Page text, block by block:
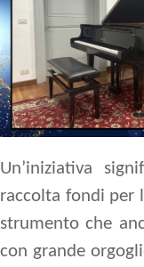
Un’iniziativa
raccolta fondi per
strumento che
con grande